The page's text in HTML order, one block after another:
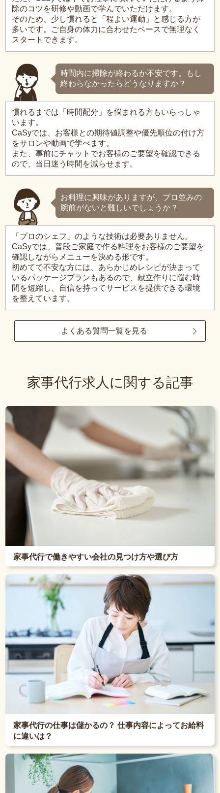
除のコツを研修や動画で学んでいただけます。
そのため、少し慣れると「程よい運動」と感じる方が
多いです。ご自身の体力に合わせたペースで無理なく
スタートできます。
時間内に掃除が終わるか不安です。もし
終わらなかったらどうなりますか？
慣れるまでは「時間配分」を悩まれる方もいらっしゃ
います。
CaSyでは、お客様との期待値調整や優先順位の付け方
をサロンや動画で学べます。
また、事前にチャットでお客様のご要望を確認できる
ので、当日迷う時間を減らせます。
お料理に興味がありますが、プロ並みの
腕前がないと難しいでしょうか？
「プロのシェフ」のような技術は必要ありません。
CaSyでは、普段ご家庭で作る料理をお客様のご要望を
確認しながらメニューを決める形です。
初めてで不安な方には、あらかじめレシピが決まって
いるパッケージプランもあるので、献立作りに悩む時
間を短縮し、自信を持ってサービスを提供できる環境
を整えています。
よくある質問一覧を見る
家事代行求人に関する記事
家事代行で働きやすい会社の見つけ方や選び方
家事代行の仕事は儲かるの？ 仕事内容によってお給料
に違いは？